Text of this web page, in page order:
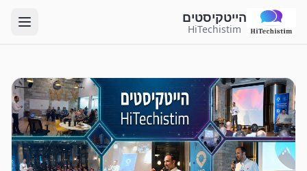
הייטקיסטים
HiTechistim